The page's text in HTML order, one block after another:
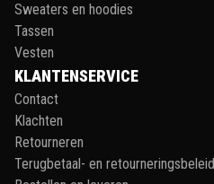
Sweaters en hoodies
Tassen
Vesten
KLANTENSERVICE
Contact
Klachten
Retourneren
Terugbetaal- en retourneringsbeleid